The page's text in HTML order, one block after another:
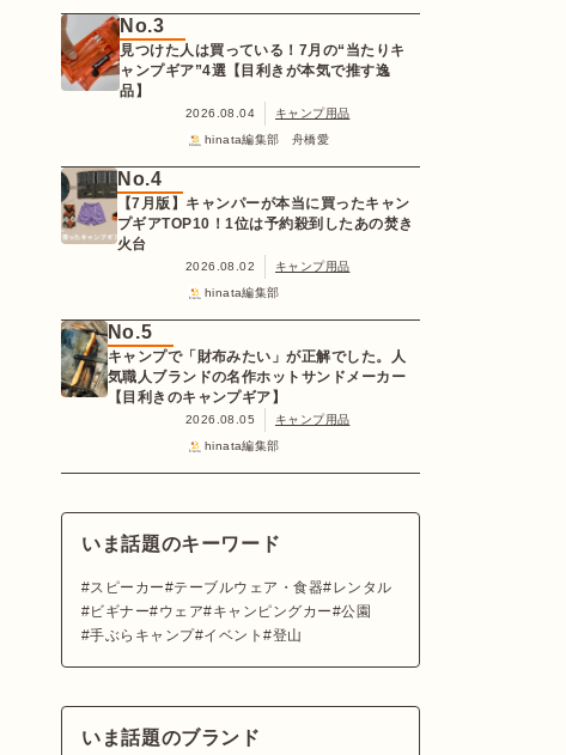
No.3
見つけた人は買っている！7月の“当たりキ
ャンプギア”4選【目利きが本気で推す逸
品】
2026.08.04
キャンプ用品
hinata編集部 舟橋愛
No.4
【7月版】キャンパーが本当に買ったキャン
プギアTOP10！1位は予約殺到したあの焚き
火台
2026.08.02
キャンプ用品
hinata編集部
No.5
キャンプで「財布みたい」が正解でした。人
気職人ブランドの名作ホットサンドメーカー
【目利きのキャンプギア】
2026.08.05
キャンプ用品
hinata編集部
いま話題のキーワード
スピーカー テーブルウェア・食器
レンタル
ビギナー
ウェア キャンピングカー
公園
手ぶらキャンプ イベント 登山
いま話題のブランド